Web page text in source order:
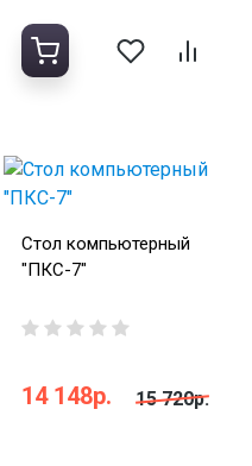
Стол компьютерный
"ПКС-7"
14 148р. 15 720р.